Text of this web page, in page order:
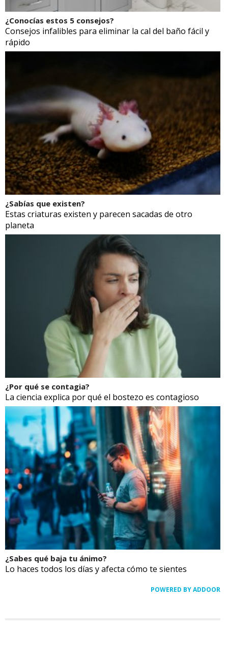
¿Conocías estos 5 consejos?
Consejos infalibles para eliminar la cal del baño fácil y
rápido
¿Sabías que existen?
Estas criaturas existen y parecen sacadas de otro
planeta
¿Por qué se contagia?
La ciencia explica por qué el bostezo es contagioso
¿Sabes qué baja tu ánimo?
Lo haces todos los días y afecta cómo te sientes
POWERED BY ADDOOR